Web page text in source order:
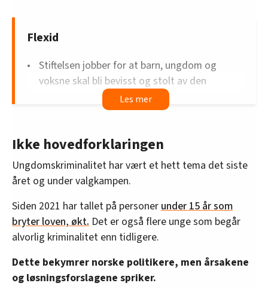
Flexid
Stiftelsen jobber for at barn, ungdom og
voksne skal bli bevisst og stolt av den
personen de er.
De skal lære seg å forstå at deres erfaringer
og globalt.
Dette gjøres ved å holde kurs og foredrag om
oppvekst, foreldreskap og en hverdag som
samfunn, trosretninger og verdenssyn.
Flexid ønsker å forebygge utenforskap ved å
gi lærere, helsesykepleiere og andre fagfolk
kompetanse om identitet og tilhørighet.
Kilde: Flexid
Ikke hovedforklaringen
Ungdomskriminalitet har vært et hett tema det siste
året og under valgkampen.
Siden 2021 har tallet på personerunder 15 år som
bryter loven, økt. Det er også flere unge som begår
alvorlig kriminalitet enn tidligere.
Dette bekymrer norske politikere, men årsakene
og løsningsforslagene spriker.